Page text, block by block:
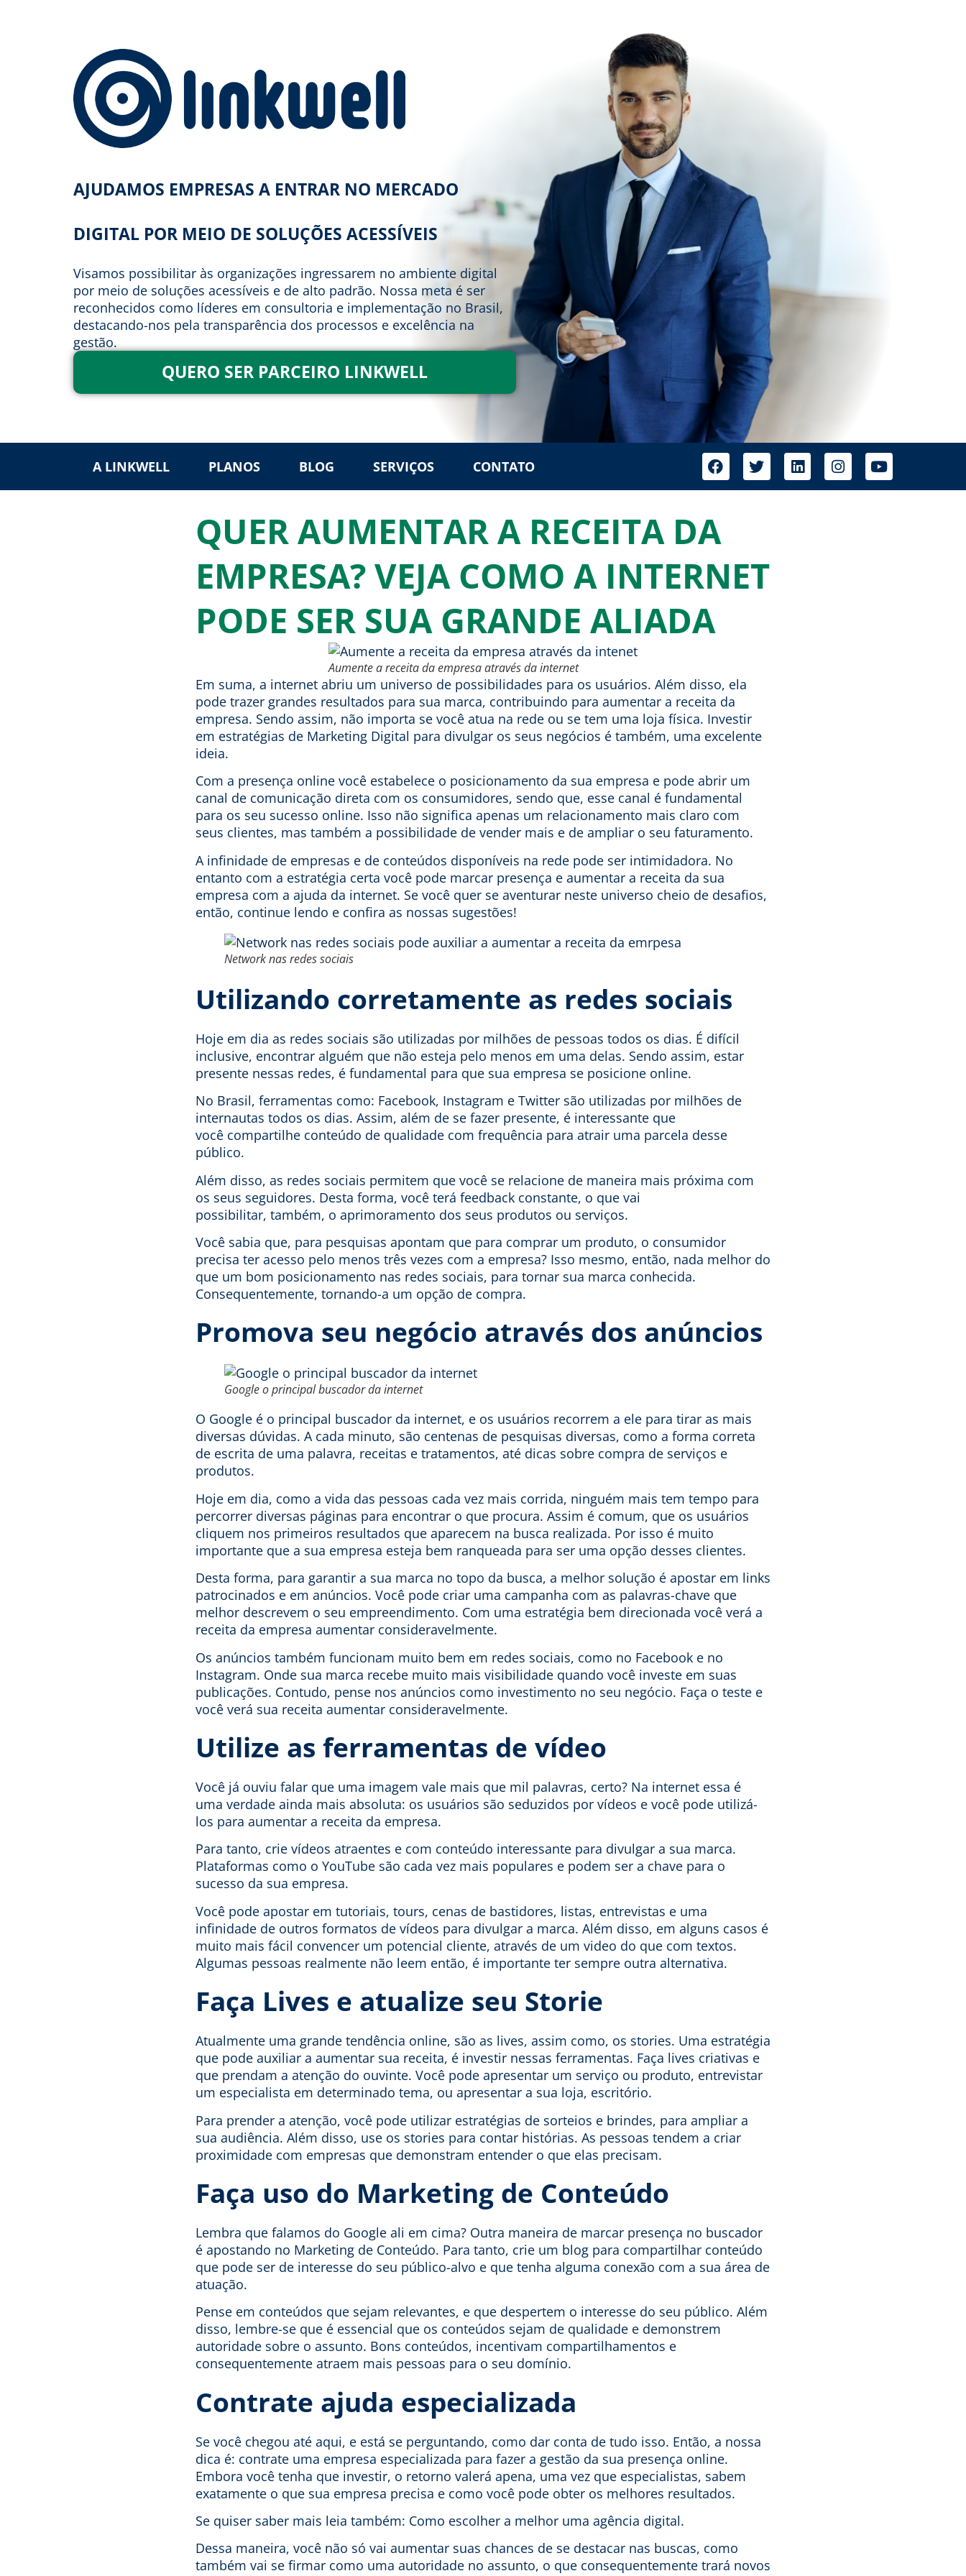
AJUDAMOS EMPRESAS A ENTRAR NO MERCADO
DIGITAL POR MEIO DE SOLUÇÕES ACESSÍVEIS
Visamos possibilitar às organizações ingressarem no ambiente digital
por meio de soluções acessíveis e de alto padrão. Nossa meta é ser
reconhecidos como líderes em consultoria e implementação no Brasil,
destacando-nos pela transparência dos processos e excelência na
gestão.
QUERO SER PARCEIRO LINKWELL
A LINKWELL PLANOS BLOG SERVIÇOS CONTATO
QUER AUMENTAR A RECEITA DA
EMPRESA? VEJA COMO A INTERNET
PODE SER SUA GRANDE ALIADA
Aumente a receita da empresa através da internet
Em suma, a internet abriu um universo de possibilidades para os usuários. Além disso, ela
pode trazer grandes resultados para sua marca, contribuindo para aumentar a receita da
empresa. Sendo assim, não importa se você atua na rede ou se tem uma loja física. Investir
em estratégias de Marketing Digital para divulgar os seus negócios é também, uma excelente
ideia.
Com a presença online você estabelece o posicionamento da sua empresa e pode abrir um
canal de comunicação direta com os consumidores, sendo que, esse canal é fundamental
para os seu sucesso online. Isso não significa apenas um relacionamento mais claro com
seus clientes, mas também a possibilidade de vender mais e de ampliar o seu faturamento.
A infinidade de empresas e de conteúdos disponíveis na rede pode ser intimidadora. No
entanto com a estratégia certa você pode marcar presença e aumentar a receita da sua
empresa com a ajuda da internet. Se você quer se aventurar neste universo cheio de desafios,
então, continue lendo e confira as nossas sugestões!
Network nas redes sociais
Utilizando corretamente as redes sociais
Hoje em dia as redes sociais são utilizadas por milhões de pessoas todos os dias. É difícil
inclusive, encontrar alguém que não esteja pelo menos em uma delas. Sendo assim, estar
presente nessas redes, é fundamental para que sua empresa se posicione online.
No Brasil, ferramentas como: Facebook, Instagram e Twitter são utilizadas por milhões de
internautas todos os dias. Assim, além de se fazer presente, é interessante que
você compartilhe conteúdo de qualidade com frequência para atrair uma parcela desse
público.
Além disso, as redes sociais permitem que você se relacione de maneira mais próxima com
os seus seguidores. Desta forma, você terá feedback constante, o que vai
possibilitar, também, o aprimoramento dos seus produtos ou serviços.
Você sabia que, para pesquisas apontam que para comprar um produto, o consumidor
precisa ter acesso pelo menos três vezes com a empresa? Isso mesmo, então, nada melhor do
que um bom posicionamento nas redes sociais, para tornar sua marca conhecida.
Consequentemente, tornando-a um opção de compra.
Promova seu negócio através dos anúncios
Google o principal buscador da internet
O Google é o principal buscador da internet, e os usuários recorrem a ele para tirar as mais
diversas dúvidas. A cada minuto, são centenas de pesquisas diversas, como a forma correta
de escrita de uma palavra, receitas e tratamentos, até dicas sobre compra de serviços e
produtos.
Hoje em dia, como a vida das pessoas cada vez mais corrida, ninguém mais tem tempo para
percorrer diversas páginas para encontrar o que procura. Assim é comum, que os usuários
cliquem nos primeiros resultados que aparecem na busca realizada. Por isso é muito
importante que a sua empresa esteja bem ranqueada para ser uma opção desses clientes.
Desta forma, para garantir a sua marca no topo da busca, a melhor solução é apostar em links
patrocinados e em anúncios. Você pode criar uma campanha com as palavras-chave que
melhor descrevem o seu empreendimento. Com uma estratégia bem direcionada você verá a
receita da empresa aumentar consideravelmente.
Os anúncios também funcionam muito bem em redes sociais, como no Facebook e no
Instagram. Onde sua marca recebe muito mais visibilidade quando você investe em suas
publicações. Contudo, pense nos anúncios como investimento no seu negócio. Faça o teste e
você verá sua receita aumentar consideravelmente.
Utilize as ferramentas de vídeo
Você já ouviu falar que uma imagem vale mais que mil palavras, certo? Na internet essa é
uma verdade ainda mais absoluta: os usuários são seduzidos por vídeos e você pode utilizá-
los para aumentar a receita da empresa.
Para tanto, crie vídeos atraentes e com conteúdo interessante para divulgar a sua marca.
Plataformas como o YouTube são cada vez mais populares e podem ser a chave para o
sucesso da sua empresa.
Você pode apostar em tutoriais, tours, cenas de bastidores, listas, entrevistas e uma
infinidade de outros formatos de vídeos para divulgar a marca. Além disso, em alguns casos é
muito mais fácil convencer um potencial cliente, através de um video do que com textos.
Algumas pessoas realmente não leem então, é importante ter sempre outra alternativa.
Faça Lives e atualize seu Storie
Atualmente uma grande tendência online, são as lives, assim como, os stories. Uma estratégia
que pode auxiliar a aumentar sua receita, é investir nessas ferramentas. Faça lives criativas e
que prendam a atenção do ouvinte. Você pode apresentar um serviço ou produto, entrevistar
um especialista em determinado tema, ou apresentar a sua loja, escritório.
Para prender a atenção, você pode utilizar estratégias de sorteios e brindes, para ampliar a
sua audiência. Além disso, use os stories para contar histórias. As pessoas tendem a criar
proximidade com empresas que demonstram entender o que elas precisam.
Faça uso do Marketing de Conteúdo
Lembra que falamos do Google ali em cima? Outra maneira de marcar presença no buscador
é apostando no Marketing de Conteúdo. Para tanto, crie um blog para compartilhar conteúdo
que pode ser de interesse do seu público-alvo e que tenha alguma conexão com a sua área de
atuação.
Pense em conteúdos que sejam relevantes, e que despertem o interesse do seu público. Além
disso, lembre-se que é essencial que os conteúdos sejam de qualidade e demonstrem
autoridade sobre o assunto. Bons conteúdos, incentivam compartilhamentos e
consequentemente atraem mais pessoas para o seu domínio.
Contrate ajuda especializada
Se você chegou até aqui, e está se perguntando, como dar conta de tudo isso. Então, a nossa
dica é: contrate uma empresa especializada para fazer a gestão da sua presença online.
Embora você tenha que investir, o retorno valerá apena, uma vez que especialistas, sabem
exatamente o que sua empresa precisa e como você pode obter os melhores resultados.
Se quiser saber mais leia também: Como escolher a melhor uma agência digital.
Dessa maneira, você não só vai aumentar suas chances de se destacar nas buscas, como
também vai se firmar como uma autoridade no assunto, o que consequentemente trará novos